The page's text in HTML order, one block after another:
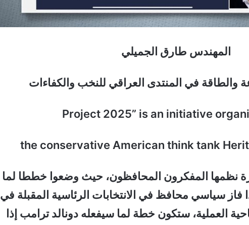
المهندس طارق الجميلي
والطاقة في المنتدى العراقي للنخب والكفاءات
the conservative American think tank
هو مبادرة نظمها المفكرون المحافظون، حيث وضعوا خططا لما
فاز سياسي محافظ في الانتخابات الرئاسية المقبلة في
العملية، ستكون خطة لما سيفعله دونالد ترامب إذا